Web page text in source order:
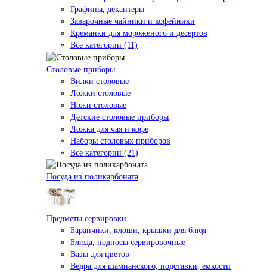
Графины, декантеры
Заварочные чайники и кофейники
Креманки для мороженого и десертов
Все категории (11)
Столовые приборы
Вилки столовые
Ложки столовые
Ножи столовые
Детские столовые приборы
Ложка для чая и кофе
Наборы столовых приборов
Все категории (21)
Посуда из поликарбоната
Предметы сервировки
Баранчики, клоши, крышки для блюд
Блюда, подносы сервировочные
Вазы для цветов
Ведра для шампанского, подставки, емкости